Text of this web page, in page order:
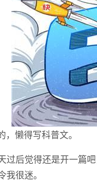
懒得写科普文。
过后觉得还是开一篇
很迷。